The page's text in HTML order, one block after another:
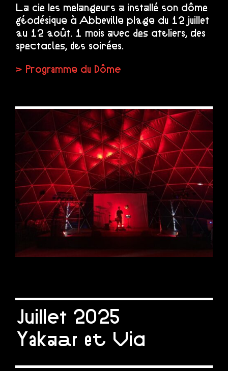
La cie les melangeurs a installé son dôme
géodésique à Abbeville plage du 12 juillet
au 12 août. 1 mois avec des ateliers, des
spectacles, des soirées…
> Programme du Dôme
Juillet 2025
Yakaar et Via